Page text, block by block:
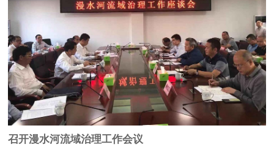
召开漫水河流域治理工作会议